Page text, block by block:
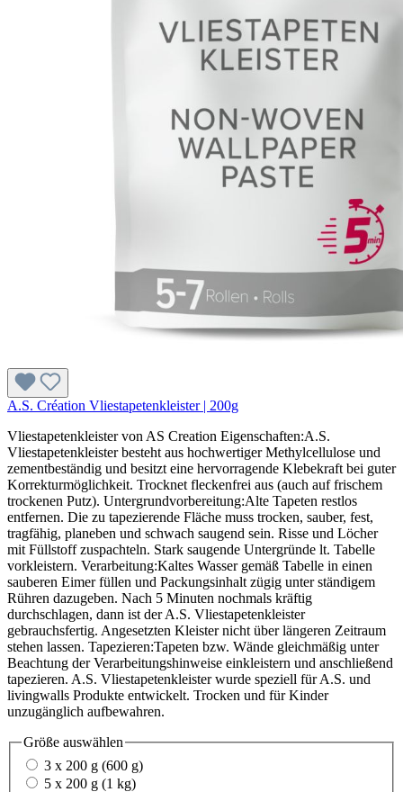
A.S. Création Vliestapetenkleister | 200g
Vliestapetenkleister von AS Creation Eigenschaften:A.S.
Vliestapetenkleister besteht aus hochwertiger Methylcellulose und
zementbeständig und besitzt eine hervorragende Klebekraft bei guter
Korrekturmöglichkeit. Trocknet fleckenfrei aus (auch auf frischem
trockenen Putz). Untergrundvorbereitung:Alte Tapeten restlos
entfernen. Die zu tapezierende Fläche muss trocken, sauber, fest,
tragfähig, planeben und schwach saugend sein. Risse und Löcher
mit Füllstoff zuspachteln. Stark saugende Untergründe lt. Tabelle
vorkleistern. Verarbeitung:Kaltes Wasser gemäß Tabelle in einen
sauberen Eimer füllen und Packungsinhalt zügig unter ständigem
Rühren dazugeben. Nach 5 Minuten nochmals kräftig
durchschlagen, dann ist der A.S. Vliestapetenkleister
gebrauchsfertig. Angesetzten Kleister nicht über längeren Zeitraum
stehen lassen. Tapezieren:Tapeten bzw. Wände gleichmäßig unter
Beachtung der Verarbeitungshinweise einkleistern und anschließend
tapezieren. A.S. Vliestapetenkleister wurde speziell für A.S. und
livingwalls Produkte entwickelt. Trocken und für Kinder
unzugänglich aufbewahren.
Größe auswählen
3 x 200 g (600 g)
5 x 200 g (1 kg)